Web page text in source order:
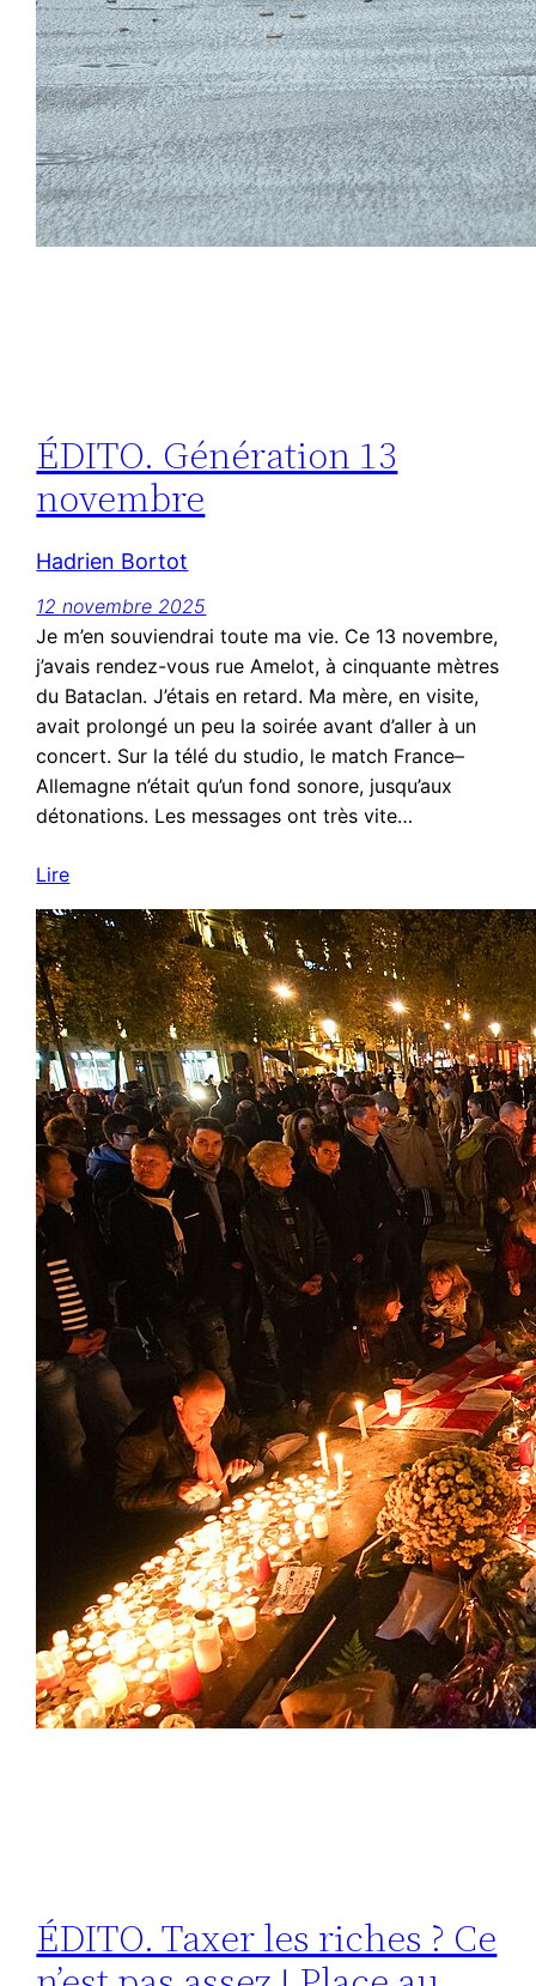
ÉDITO. Génération 13
novembre
Hadrien Bortot
12 novembre 2025
Je m’en souviendrai toute ma vie. Ce 13 novembre,
j’avais rendez-vous rue Amelot, à cinquante mètres
du Bataclan. J’étais en retard. Ma mère, en visite,
avait prolongé un peu la soirée avant d’aller à un
concert. Sur la télé du studio, le match France–
Allemagne n’était qu’un fond sonore, jusqu’aux
détonations. Les messages ont très vite…
Lire
ÉDITO. Taxer les riches ? Ce